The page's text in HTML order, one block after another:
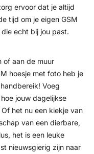
ervoor dat je altijd
tijd om je eigen GSM
echt bij jou past.
of aan de muur
hoesje met foto heb je
Voeg
jouw dagelijkse
het nu een kiekje van
van een dierbare,
het is een leuke
nieuwsgierig zijn naar